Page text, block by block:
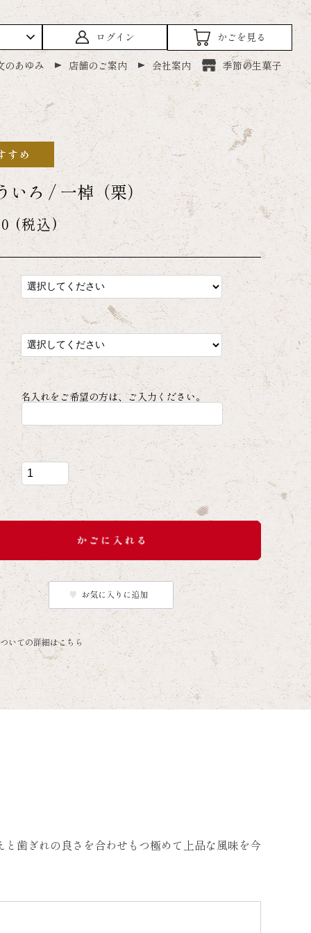
のあゆみ 店舗のご案内 会社案内 季節の生菓子
ログイン かごを見る
いろ / 一棹（栗）
(税込)
名入れをご希望の方は、ご入力ください。
いての詳細はこちら
歯ぎれの良さを合わせもつ極めて上品な風味を今